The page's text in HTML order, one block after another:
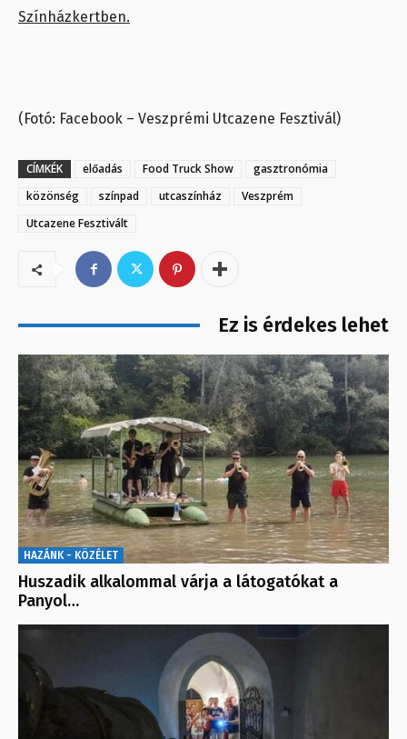
Színházkertben.
(Fotó: Facebook – Veszprémi Utcazene Fesztivál)
CÍMKÉK előadás Food Truck Show
gasztronómia
közönség
színpad utcaszínház
Veszprém
Utcazene Fesztivált
Ez is érdekes lehet
HAZÁNK - KÖZÉLET
Huszadik alkalommal várja a látogatókat a
Panyol…